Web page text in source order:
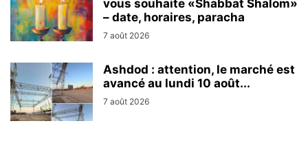
vous souhaite «Shabbat Shalom»
– date, horaires, paracha
7 août 2026
Ashdod : attention, le marché est
avancé au lundi 10 août...
7 août 2026